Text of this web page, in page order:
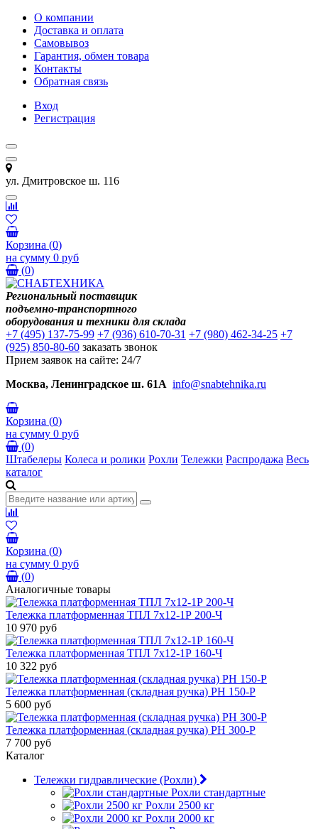
О компании
Доставка и оплата
Самовывоз
Гарантия, обмен товара
Контакты
Обратная связь
Вход
Регистрация
ул. Дмитровское ш. 116
Корзина (0)
на сумму 0 руб
(0)
Региональный поставщик
подъемно-транспортного
оборудования и техники для склада
+7 (495) 137-75-99 +7 (936) 610-70-31 +7 (980) 462-34-25 +7
(925) 850-80-60 заказать звонок
Прием заявок на сайте: 24/7
Москва, Ленинградское ш. 61А info@snabtehnika.ru
Корзина (0)
на сумму 0 руб
(0)
Штабелеры Колеса и ролики Рохли Тележки Распродажа Весь
каталог
Корзина (0)
на сумму 0 руб
(0)
Аналогичные товары
Тележка платформенная ТПЛ 7х12-1Р 200-Ч
10 970 руб
Тележка платформенная ТПЛ 7х12-1Р 160-Ч
10 322 руб
Тележка платформенная (складная ручка) PH 150-P
5 600 руб
Тележка платформенная (складная ручка) PH 300-P
7 700 руб
Каталог
Тележки гидравлические (Рохли)
Рохли стандартные
Рохли 2500 кг
Рохли 2000 кг